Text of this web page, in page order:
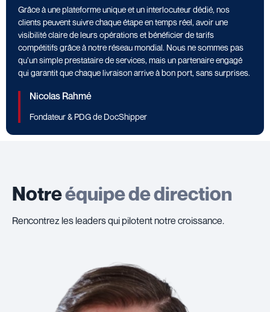
Grâce à une plateforme unique et un interlocuteur dédié, nos
clients peuvent suivre chaque étape en temps réel, avoir une
visibilité claire de leurs opérations et bénéficier de tarifs
compétitifs grâce à notre réseau mondial. Nous ne sommes pas
qu’un simple prestataire de services, mais un partenaire engagé
qui garantit que chaque livraison arrive à bon port, sans surprises.
Nicolas Rahmé
Fondateur & PDG de DocShipper
Notreéquipe de direction
Rencontrez les leaders qui pilotent notre croissance.